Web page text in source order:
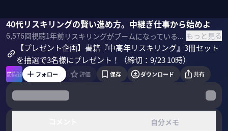
40代リスキリングの賢い進め方。中継ぎ仕事から始めよ
6,576回視聴1年前 リスキリングがブームになっているが、中高年リスキリングの現実は甘くない。40代には三度のクビ、100社の不合格を経験した、後藤宗明ジャパン・リスキリング・プラットフォーム代表理事に、40代リスキリングの現実と賢い進め方を聞いた。 ＜ゲスト＞ 後藤宗明 1971年生まれ。早稲田大学政治経済学部卒業。富士銀行（現・みずほ銀行）を経て、米国で起業。帰国後、米国のフィンテック企業の日本法人代表などを務めたのち、2021年に一般社団法人ジャパン・リスキリング・イニシアチブを設立し、代表理事に就任。現在は、リスキリングプラットフォームを提供する米国企業「SkyHive Technologies」の日本代表も務める。 ＜参考書籍＞ 『中高年リスキリング これからも必要とされる働き方を手にいれる』 もっと見る
後藤宗明佐々木紀彦
【プレゼント企画】書籍『中高年リスキリング』3冊セット
を抽選で3名様にプレゼント！（締切：9/23 10時）
フォロー 評価 保存 ダウンロード 共有
自分メモ